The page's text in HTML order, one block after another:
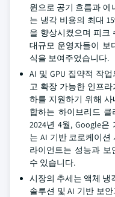
윈으로 공기 흐름과 에
는 냉각 비용의 최대
을 향상시켰으며 피크
대규모 운영자들이 보
식을 보여주었습니다.
AI 및 GPU 집약적 작
고 확장 가능한 인프
하를 지원하기 위해
합하는 하이브리드
2024년 4월, Google
는 AI 기반 코로케이션
라이언트는 성능과
수 있습니다.
시장의 추세는 액체 냉
솔루션 및 AI 기반 보